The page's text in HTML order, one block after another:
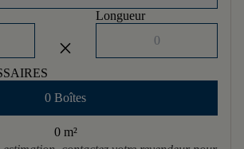
close
Longueur
0 Boîtes
0 m²